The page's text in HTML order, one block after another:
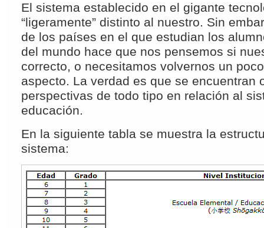
El sistema establecido en el gigante
“ligeramente” distinto al nuestro. Sin
de los países en el que estudian los
del mundo hace que nos pensemos si
correcto, o necesitamos volvernos un
aspecto. La verdad es que se encuentran
perspectivas de todo tipo en relación al
educación.
En la siguiente tabla se muestra la
sistema: